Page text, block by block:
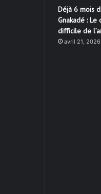
Déjà 6 mois
Gnakadé :
difficile de
avril 21, 2026